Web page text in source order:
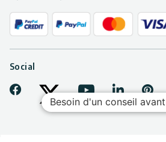
Social
Facebook
Twitter
YoutubeLinkedIn
Besoin d'un conseil